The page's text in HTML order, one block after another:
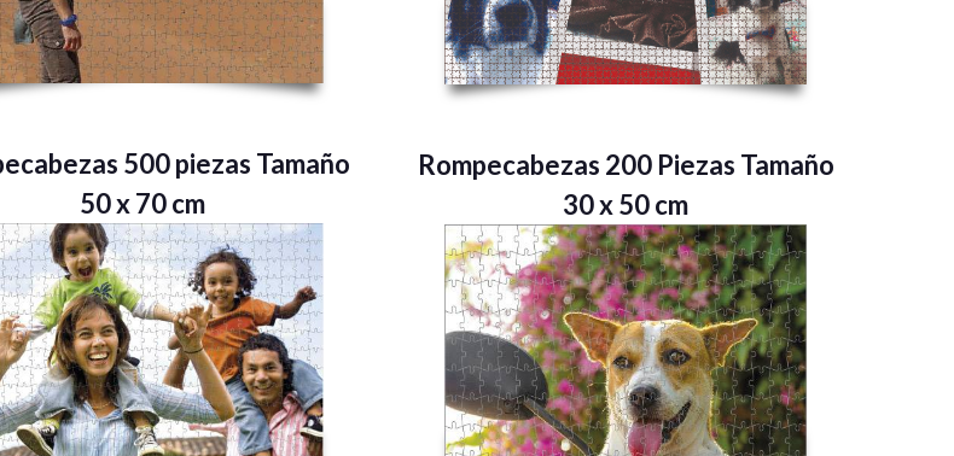
500 piezas Tamaño
50 x 70 cm
Rompecabezas 200 Piezas Tamaño
30 x 50 cm